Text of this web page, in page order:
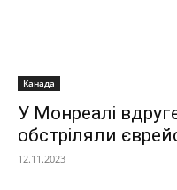
Канада
У Монреалі
обстріляли
12.11.2023